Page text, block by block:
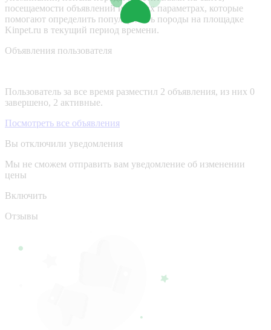
посещаемости объявлений и других параметрах, которые
помогают определить популярность породы на площадке
Kinpet.ru в текущий период времени.
Объявления пользователя
Пользователь за все время разместил 2 объявления, из них 0
завершено, 2 активные.
Посмотреть все объявления
Вы отключили уведомления
Мы не сможем отправить вам уведомление об изменении
цены
Включить
Отзывы